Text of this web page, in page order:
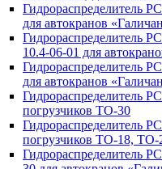
Гидрораспределитель
для автокранов
Гидрораспределитель
10.4-06-01 для
Гидрораспределитель
для автокранов
Гидрораспределитель
погрузчиков ТО-30
Гидрораспределитель
погрузчиков ТО-18, ТО-
Гидрораспределитель